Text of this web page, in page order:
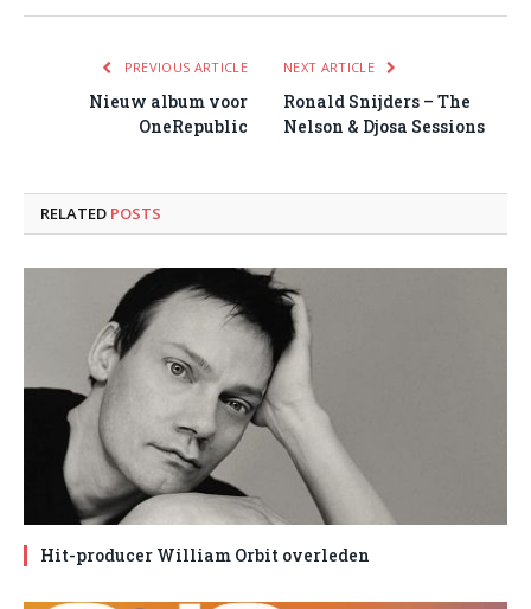
PREVIOUS ARTICLE
Nieuw album voor
OneRepublic
NEXT ARTICLE
Ronald Snijders – The
Nelson & Djosa Sessions
RELATED POSTS
Hit-producer William Orbit overleden